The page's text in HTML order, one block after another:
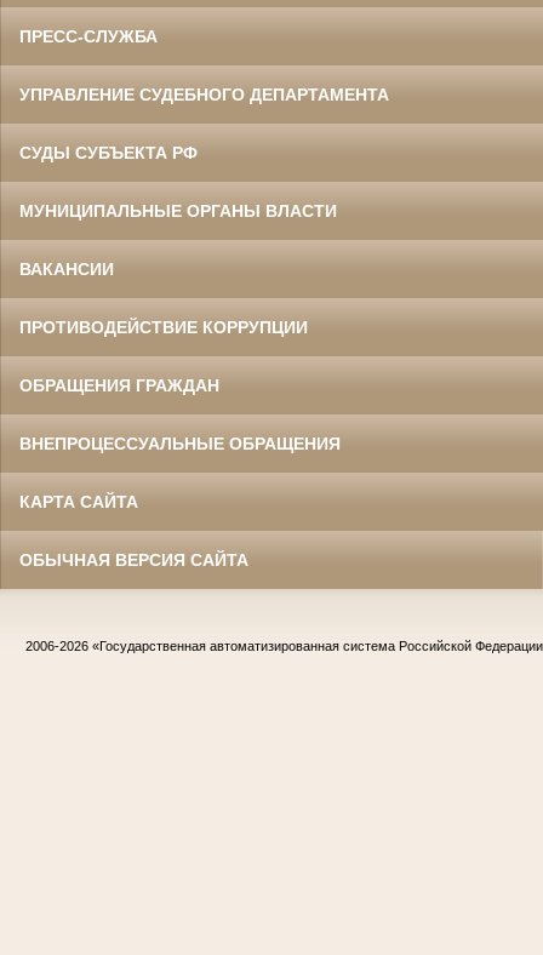
ПРЕСС-СЛУЖБА
УПРАВЛЕНИЕ СУДЕБНОГО ДЕПАРТАМЕНТА
СУДЫ СУБЪЕКТА РФ
МУНИЦИПАЛЬНЫЕ ОРГАНЫ ВЛАСТИ
ВАКАНСИИ
ПРОТИВОДЕЙСТВИЕ КОРРУПЦИИ
ОБРАЩЕНИЯ ГРАЖДАН
ВНЕПРОЦЕССУАЛЬНЫЕ ОБРАЩЕНИЯ
КАРТА САЙТА
ОБЫЧНАЯ ВЕРСИЯ САЙТА
2006-2026 «Государственная автоматизированная система Российской